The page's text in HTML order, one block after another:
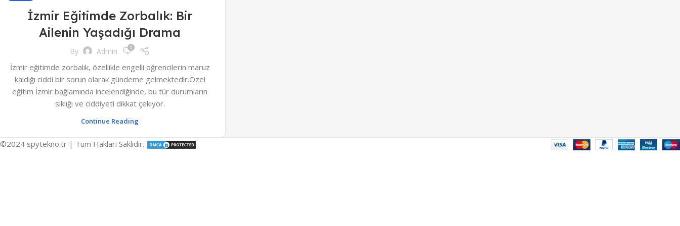
İzmir Eğitimde Zorbalık: Bir
Ailenin Yaşadığı Drama
By Admin 0
İzmir eğitimde zorbalık, özellikle engelli öğrencilerin maruz
kaldığı ciddi bir sorun olarak gündeme gelmektedir.Özel
eğitim İzmir bağlamında incelendiğinde, bu tür durumların
sıklığı ve ciddiyeti dikkat çekiyor.
Continue Reading
©2024 spytekno.tr | Tüm Hakları Saklıdır.